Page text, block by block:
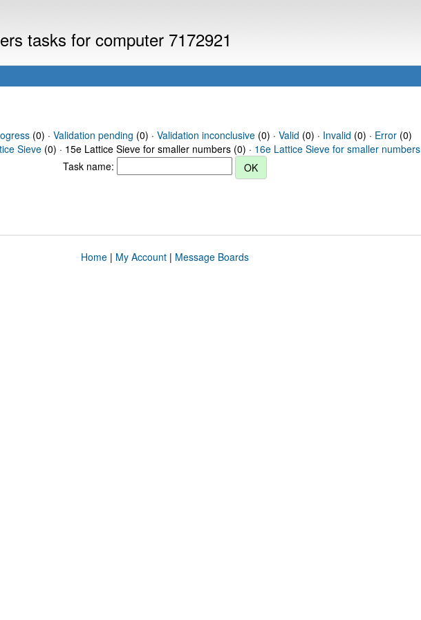
tasks for computer 7172921
(0) · Validation pending (0) · Validation inconclusive(0) · Valid (0) · Invalid (0) · Error(0)
Sieve (0) · 15e Lattice Sieve for smaller numbers (0) · 16e Lattice Sieve for smaller numbers
Task name:
Home| My Account| Message Boards